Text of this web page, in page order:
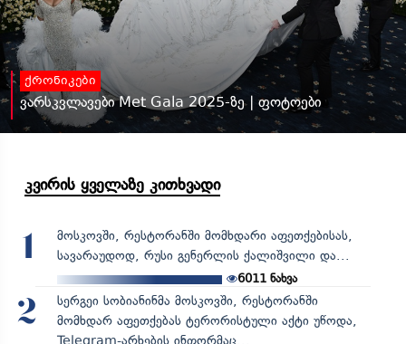
ქრონიკები
ვარსკვლავები Met Gala 2025-ზე | ფოტოები
კვირის ყველაზე კითხვადი
1
მოსკოვში, რესტორანში მომხდარი აფეთქებისას,
სავარაუდოდ, რუსი გენერლის ქალიშვილი და...
6011 ნახვა
2
სერგეი სობიანინმა მოსკოვში, რესტორანში
მომხდარ აფეთქებას ტერორისტული აქტი უწოდა,